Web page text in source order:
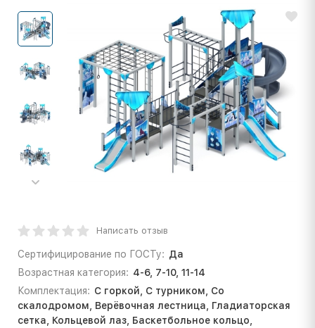
Написать отзыв
Сертифицирование по ГОСТу: Да
Возрастная категория: 4-6, 7-10, 11-14
Комплектация: С горкой, С турником, Со
скалодромом, Верёвочная лестница, Гладиаторская
сетка, Кольцевой лаз, Баскетбольное кольцо,